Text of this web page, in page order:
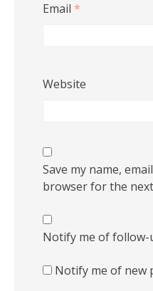
Email *
Website
Save my name,
browser for the
Notify me of follow-
Notify me of new